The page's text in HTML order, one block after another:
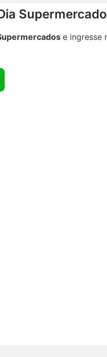
e ingresse